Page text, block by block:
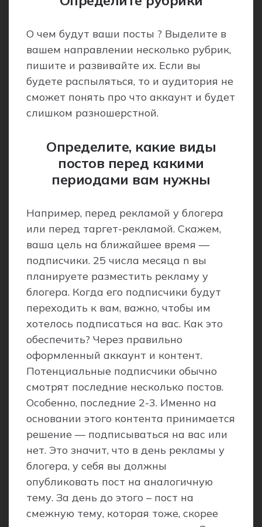
О чем будут ваши посты ? Выделите в
вашем направлении несколько рубрик,
пишите и развивайте их. Если вы
будете распыляться, то и аудитория не
сможет понять про что аккаунт и будет
слишком разношерстной.
Определите, какие виды
постов перед какими
периодами вам нужны
Например, перед рекламой у блогера
или перед таргет-рекламой. Скажем,
ваша цель на ближайшее время —
подписчики. 25 числа месяца n вы
планируете разместить рекламу у
блогера. Когда его подписчики будут
переходить к вам, важно, чтобы им
хотелось подписаться на ваc. Как это
обеспечить? Через правильно
оформленный аккаунт и контент.
Потенциальные подписчики обычно
смотрят последние несколько постов.
Особенно, последние 2-3. Именно на
основании этого контента принимается
решение — подписываться на вас или
нет. Это значит, что в день рекламы у
блогера, у себя вы должны
опубликовать пост на аналогичную
тему. За день до этого – пост на
смежную тему, которая тоже, скорее